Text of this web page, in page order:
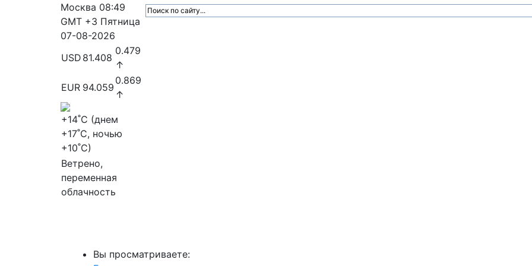
Москва 08:49
GMT +3 Пятница
07-08-2026
USD 81.408
0.479
↑
EUR 94.059
0.869
↑
+14˚C (днем
+17˚C, ночью
+10˚C)
Ветрено,
переменная
облачность
Вы просматриваете: